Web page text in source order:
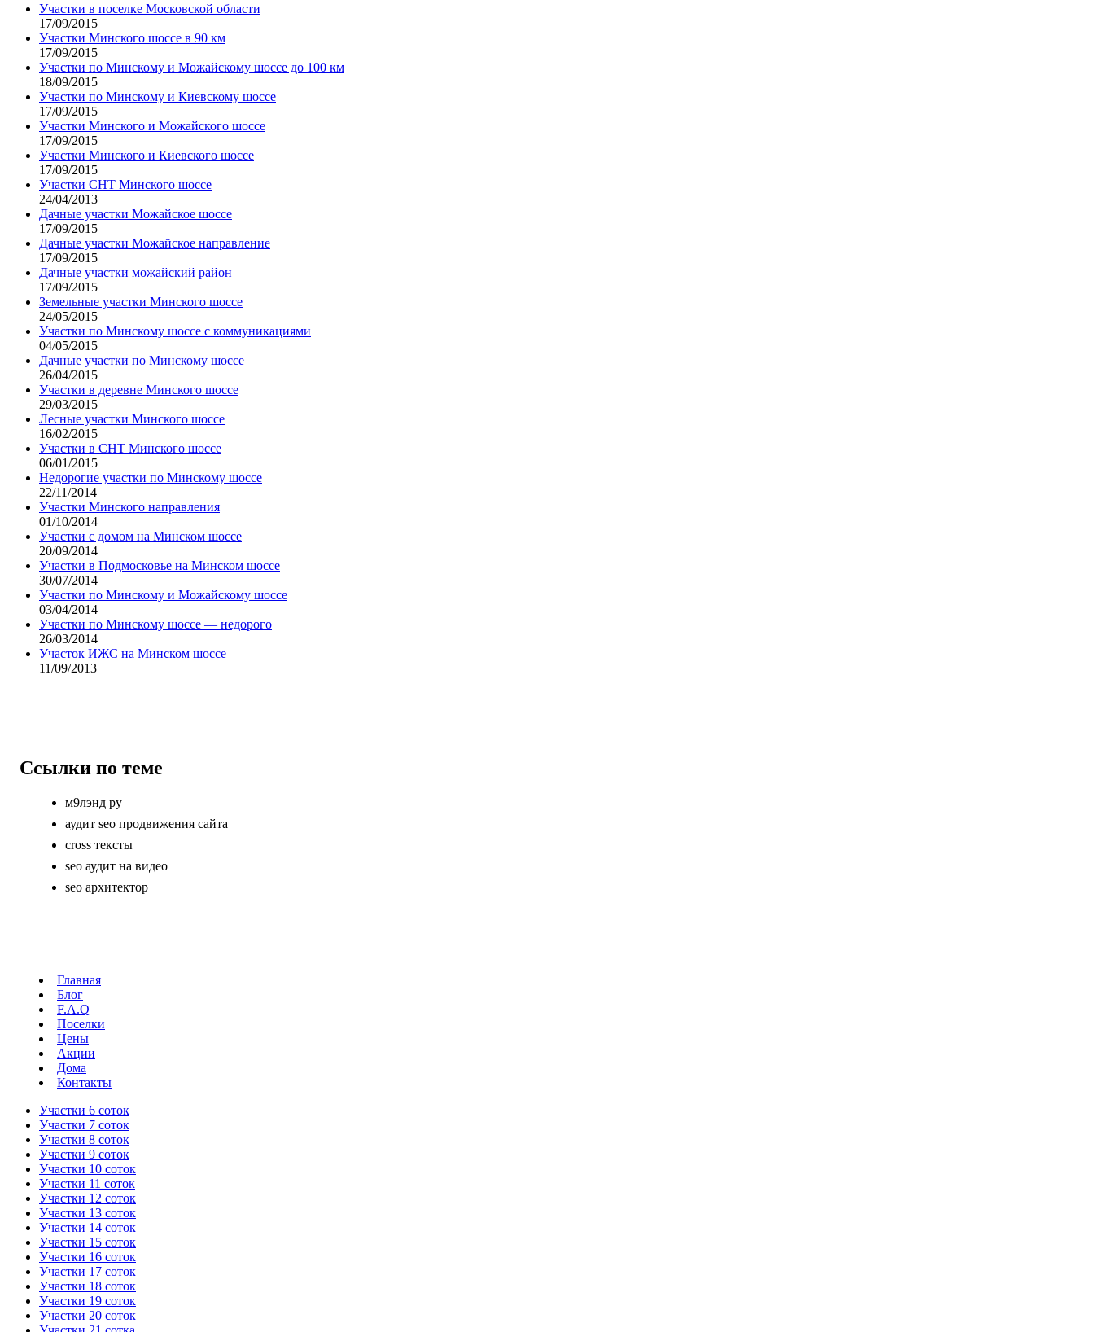
Участки в поселке Московской области
17/09/2015
Участки Минского шоссе в 90 км
17/09/2015
Участки по Минскому и Можайскому шоссе до 100 км
18/09/2015
Участки по Минскому и Киевскому шоссе
17/09/2015
Участки Минского и Можайского шоссе
17/09/2015
Участки Минского и Киевского шоссе
17/09/2015
Участки СНТ Минского шоссе
24/04/2013
Дачные участки Можайское шоссе
17/09/2015
Дачные участки Можайское направление
17/09/2015
Дачные участки можайский район
17/09/2015
Земельные участки Минского шоссе
24/05/2015
Участки по Минскому шоссе с коммуникациями
04/05/2015
Дачные участки по Минскому шоссе
26/04/2015
Участки в деревне Минского шоссе
29/03/2015
Лесные участки Минского шоссе
16/02/2015
Участки в СНТ Минского шоссе
06/01/2015
Недорогие участки по Минскому шоссе
22/11/2014
Участки Минского направления
01/10/2014
Участки с домом на Минском шоссе
20/09/2014
Участки в Подмосковье на Минском шоссе
30/07/2014
Участки по Минскому и Можайскому шоссе
03/04/2014
Участки по Минскому шоссе — недорого
26/03/2014
Участок ИЖС на Минском шоссе
11/09/2013
Ссылки по теме
м9лэнд ру
аудит seo продвижения сайта
cross тексты
seo аудит на видео
seo архитектор
Главная
Блог
F.A.Q
Поселки
Цены
Акции
Дома
Контакты
Участки 6 соток
Участки 7 соток
Участки 8 соток
Участки 9 соток
Участки 10 соток
Участки 11 соток
Участки 12 соток
Участки 13 соток
Участки 14 соток
Участки 15 соток
Участки 16 соток
Участки 17 соток
Участки 18 соток
Участки 19 соток
Участки 20 соток